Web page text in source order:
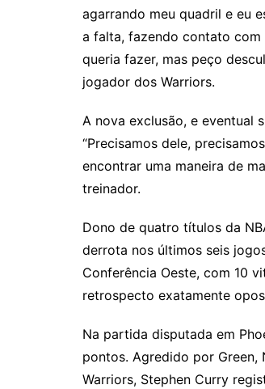
agarrando meu quadril e eu
a falta, fazendo contato com
queria fazer, mas peço
jogador dos Warriors.
A nova exclusão, e eventual
“Precisamos dele,
encontrar uma maneira de
treinador.
Dono de quatro títulos da
derrota nos últimos seis
Conferência Oeste, com 10
retrospecto exatamente
Na partida disputada em
pontos. Agredido por Green,
Warriors, Stephen Curry